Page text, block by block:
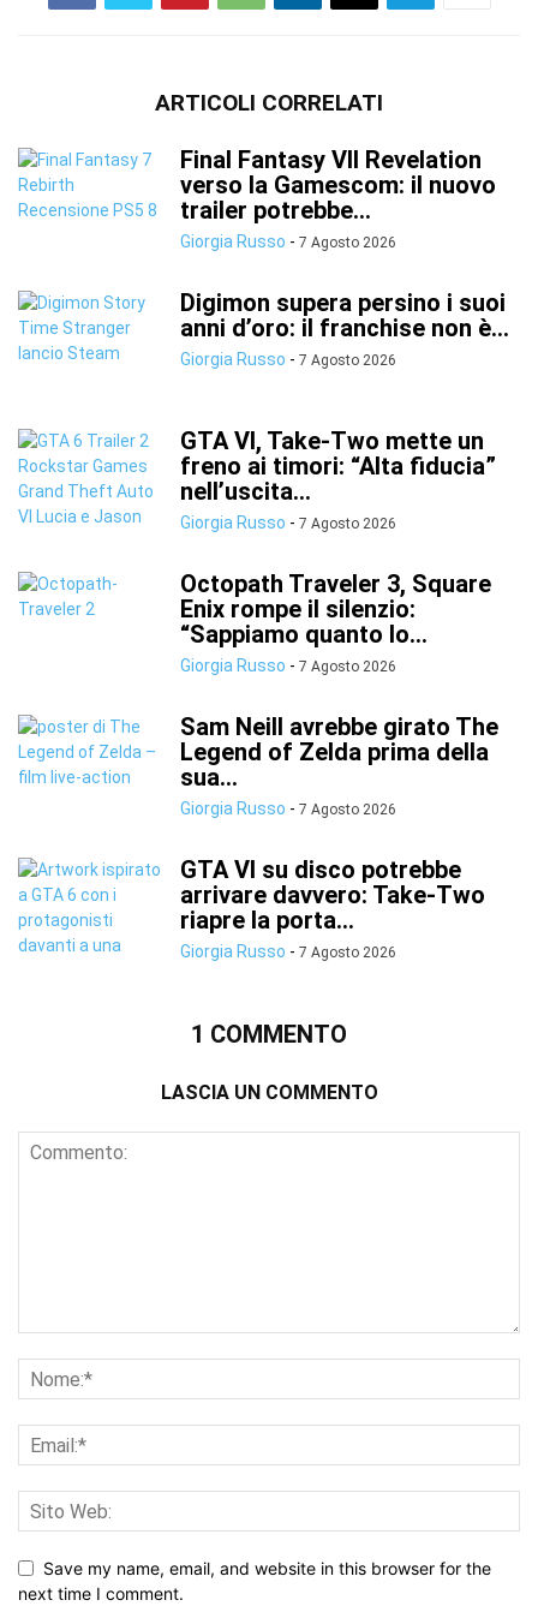
ARTICOLI CORRELATI
Final Fantasy VII Revelation
verso la Gamescom: il nuovo
trailer potrebbe...
Giorgia Russo - 7 Agosto 2026
Digimon supera persino i suoi
anni d’oro: il franchise non è...
Giorgia Russo - 7 Agosto 2026
GTA VI, Take-Two mette un
freno ai timori: “Alta fiducia”
nell’uscita...
Giorgia Russo - 7 Agosto 2026
Octopath Traveler 3, Square
Enix rompe il silenzio:
“Sappiamo quanto lo...
Giorgia Russo - 7 Agosto 2026
Sam Neill avrebbe girato The
Legend of Zelda prima della
sua...
Giorgia Russo - 7 Agosto 2026
GTA VI su disco potrebbe
arrivare davvero: Take-Two
riapre la porta...
Giorgia Russo - 7 Agosto 2026
1 COMMENTO
LASCIA UN COMMENTO
Save my name, email, and website in this browser for the
next time I comment.